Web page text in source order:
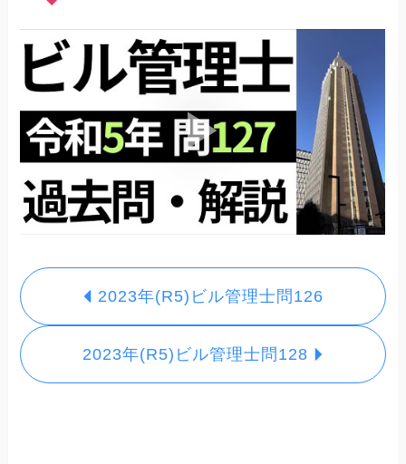
2023年(R5)ビル管理士問126
2023年(R5)ビル管理士問128